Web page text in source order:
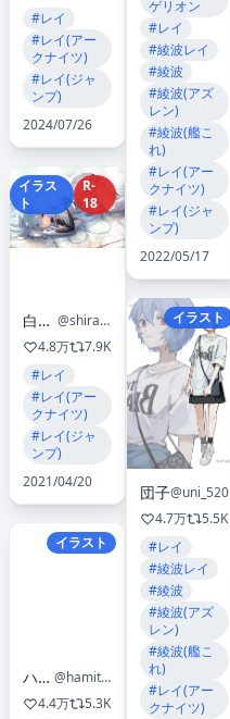
#レイ
#レイ(アー
クナイツ)
#レイ(ジャ
ンプ)
2024/07/26
イラス
ト
R-
18
白滝.⋆✶
@shirataki_jiro
4.8万
7.9K
#レイ
#レイ(アー
クナイツ)
#レイ(ジャ
ンプ)
2021/04/20
イラスト
ハミタ
@hamita1220
4.4万
5.3K
ゲリオン
#レイ
#綾波レイ
#綾波
#綾波(アズ
レン)
#綾波(艦こ
れ)
#レイ(アー
クナイツ)
#レイ(ジャ
ンプ)
2022/05/17
イラスト
団子@uni_520
4.7万
5.5K
#レイ
#綾波レイ
#綾波
#綾波(アズ
レン)
#綾波(艦こ
れ)
#レイ(アー
クナイツ)